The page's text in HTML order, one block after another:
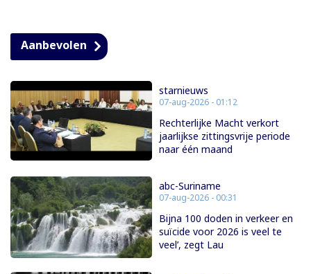
Aanbevolen
starnieuws
07-aug-2026 - 01:12
Rechterlijke Macht verkort
jaarlijkse zittingsvrije periode
naar één maand
abc-Suriname
07-aug-2026 - 00:31
Bijna 100 doden in verkeer en
suïcide voor 2026 is veel te
veel’, zegt Lau